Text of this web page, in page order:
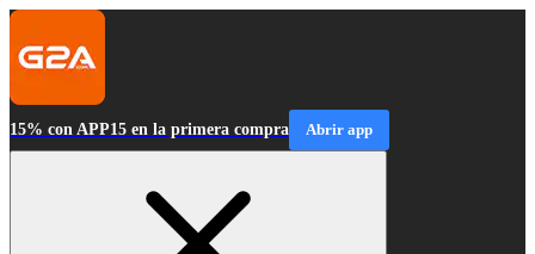
15% con APP15 en la primera compra Abrir app